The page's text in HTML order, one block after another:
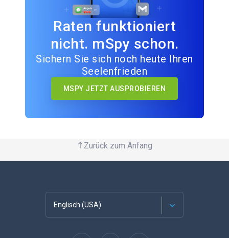
Raten funktioniert
nicht. mSpy schon.
Sichern Sie sich noch heute Ihren
Seelenfrieden
MSPY JETZT AUSPROBIEREN
Zurück zum Anfang
Englisch (USA)